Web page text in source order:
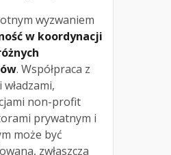
wyzwaniem
w koordynacji
. Współpraca z
non-profit
prywatnym i
może być
zwłaszcza